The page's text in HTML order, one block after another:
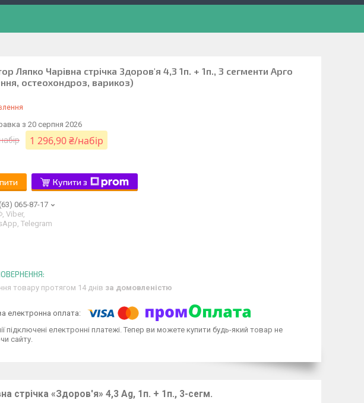
Ляпко Чарівна стрічка Здоров'я 4,3 1п. + 1п., 3 сегменти Арго
остеохондроз, варикоз)
з 20 серпня 2026
1 296,90 ₴/набір
Купити з
065-87-17
Viber,
Telegram
товару протягом 14 днів за домовленістю
підключені електронні платежі. Тепер ви можете купити будь-який товар не
сайту.
стрічка «Здоров'я» 4,3 Ag, 1п. + 1п., 3-сегм.